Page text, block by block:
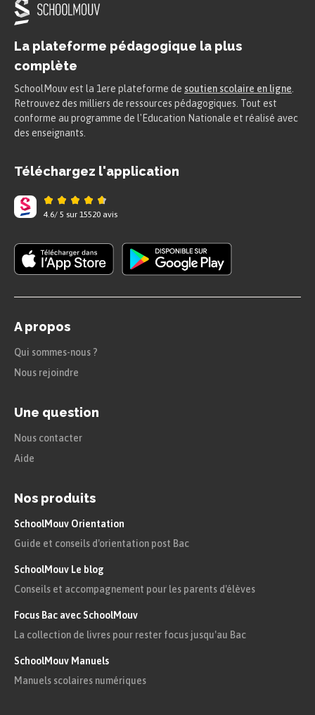
La plateforme pédagogique la plus
complète
SchoolMouv est la 1ere plateforme de soutien scolaire en ligne
Retrouvez des milliers de ressources pédagogiques. Tout est
conforme au programme de l'Education Nationale et réalisé avec
des enseignants.
Téléchargez l'application
4.6/ 5 sur 15520 avis
A propos
Qui sommes-nous ?
Nous rejoindre
Une question
Nous contacter
Aide
Nos produits
SchoolMouv Orientation
Guide et conseils d'orientation post Bac
SchoolMouv Le blog
Conseils et accompagnement pour les parents d'élèves
Focus Bac avec SchoolMouv
La collection de livres pour rester focus jusqu'au Bac
SchoolMouv Manuels
Manuels scolaires numériques